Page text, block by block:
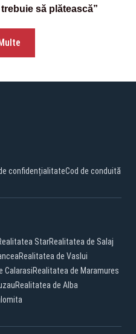
să plătească”
confidențialitateCod de conduită
StarRealitatea de Salaj
Realitatea de Vaslui
CalarasiRealitatea de Maramures
Realitatea de Alba